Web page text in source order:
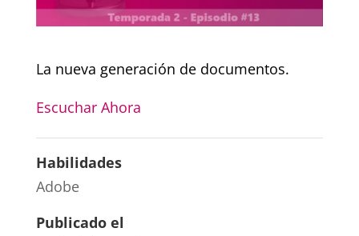
La nueva generación de documentos.
Escuchar Ahora
Habilidades
Adobe
Publicado el